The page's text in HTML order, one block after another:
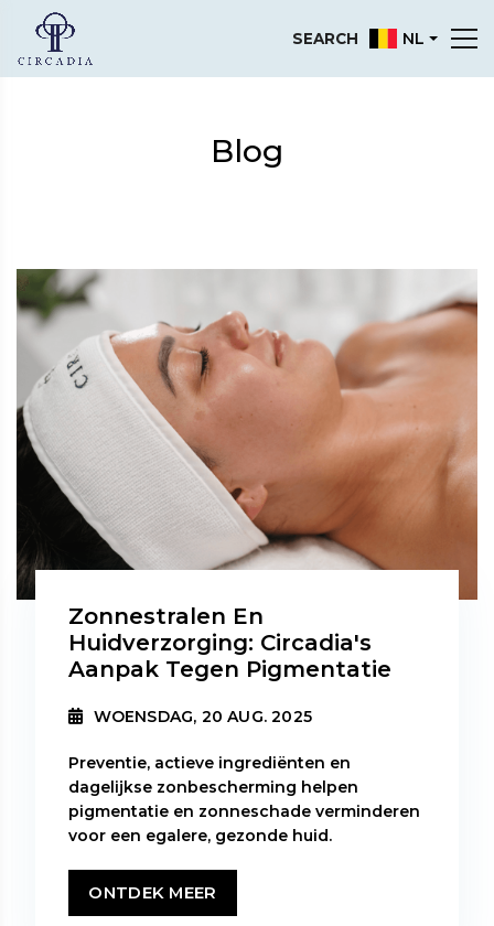
SEARCH NL
Blog
Zonnestralen En
Huidverzorging: Circadia's
Aanpak Tegen Pigmentatie
WOENSDAG, 20 AUG. 2025
Preventie, actieve ingrediënten en
dagelijkse zonbescherming helpen
pigmentatie en zonneschade verminderen
voor een egalere, gezonde huid.
ONTDEK MEER